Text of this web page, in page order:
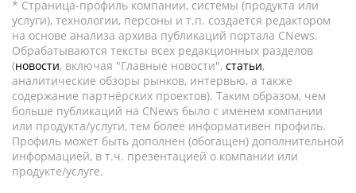
* Страница-профиль компании, системы (продукта или
услуги), технологии, персоны и т.п. создается редактором
на основе анализа архива публикаций портала CNews.
Обрабатываются тексты всех редакционных разделов
(новости, включая "Главные новости", статьи,
аналитические обзоры рынков, интервью, а также
содержание партнёрских проектов). Таким образом, чем
больше публикаций на CNews было с именем компании
или продукта/услуги, тем более информативен профиль.
Профиль может быть дополнен (обогащен) дополнительной
информацией, в т.ч. презентацией о компании или
продукте/услуге.